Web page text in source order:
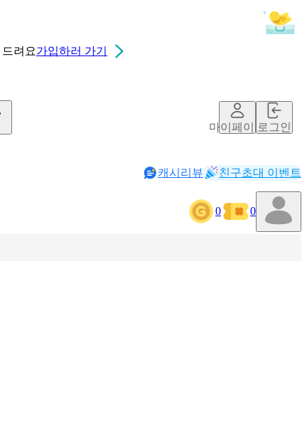
드려요가입하러 가기
마이페이지로그인
캐시리뷰 친구초대 이벤트
0 0